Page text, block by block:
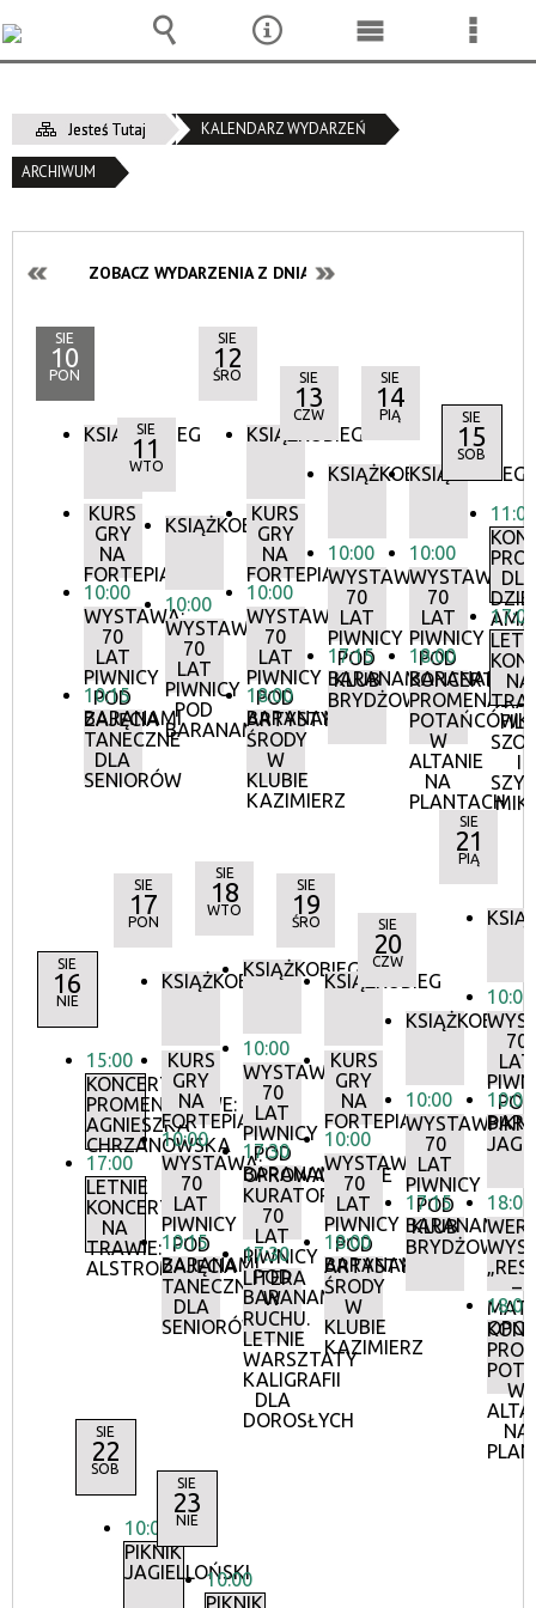
Jesteś Tutaj KALENDARZ WYDARZEŃ
ARCHIWUM
ZOBACZ WYDARZENIA Z DNIA:
SIE
10
PON
KSIĄŻKOBIEG
KURS
GRY
NA
FORTEPIANIE
10:00
WYSTAWA:
70
LAT
PIWNICY
POD
BARANAMI
10:15
ZAJĘCIA
TANECZNE
DLA
SENIORÓW
SIE
11
WTO
KSIĄŻKOBIEG
10:00
WYSTAWA:
70
LAT
PIWNICY
POD
BARANAMI
SIE
12
ŚRO
KSIĄŻKOBIEG
KURS
GRY
NA
FORTEPIANIE
10:00
WYSTAWA:
70
LAT
PIWNICY
POD
BARANAMI
18:00
ARTYSTYCZNE
ŚRODY
W
KLUBIE
KAZIMIERZ
SIE
13
CZW
KSIĄŻKOBIEG
10:00
WYSTAWA:
70
LAT
PIWNICY
POD
BARANAMI
17:15
KLUB
BRYDŻOWY
SIE
14
PIĄ
KSIĄŻKOBIEG
10:00
WYSTAWA:
70
LAT
PIWNICY
POD
BARANAMI
18:00
KONCERTY
W
ALTANIE
NA
PLANTACH
SIE
15
SOB
11:00
DLA
17:00
NA
I
SIE
16
NIE
15:00
KONCERTY
PROMENADOWE:
AGNIESZKA
CHRZANOWSKA
17:00
LETNIE
KONCERTY
NA
TRAWIE:
ALSTROMERIE
SIE
17
PON
KSIĄŻKOBIEG
KURS
GRY
NA
FORTEPIANIE
10:00
WYSTAWA:
70
LAT
PIWNICY
POD
BARANAMI
10:15
ZAJĘCIA
TANECZNE
DLA
SENIORÓW
SIE
18
WTO
KSIĄŻKOBIEG
10:00
WYSTAWA:
70
LAT
PIWNICY
POD
BARANAMI
17:30
OPROWADZANIE
KURATORSKIE:
70
LAT
PIWNICY
POD
BARANAMI
17:30
LITERA
W
RUCHU.
LETNIE
WARSZTATY
KALIGRAFII
DLA
DOROSŁYCH
SIE
19
ŚRO
KSIĄŻKOBIEG
KURS
GRY
NA
FORTEPIANIE
10:00
WYSTAWA:
70
LAT
PIWNICY
POD
BARANAMI
18:00
ARTYSTYCZNE
ŚRODY
W
KLUBIE
KAZIMIERZ
SIE
20
CZW
KSIĄŻKOBIEG
10:00
WYSTAWA:
70
LAT
PIWNICY
POD
BARANAMI
17:15
KLUB
BRYDŻOWY
SIE
21
PIĄ
10:00
70
LAT
POD
10:00
18:00
–
18:00
W
NA
SIE
22
SOB
10:00
PIKNIK
JAGIELLOŃSKI
SIE
23
NIE
10:00
PIKNIK
Wyszukiwarka
NarzędziaMenu
Menu